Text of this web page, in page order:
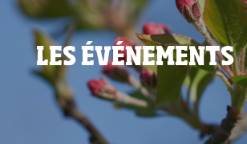
LES ÉVÉNEMENTS